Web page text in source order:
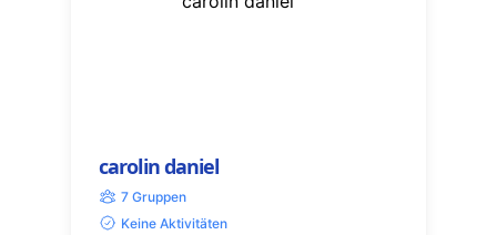
carolin daniel
7 Gruppen
Keine Aktivitäten